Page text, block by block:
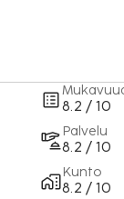
8.2 / 10
Palvelu
8.2 / 10
Kunto
8.2 / 10